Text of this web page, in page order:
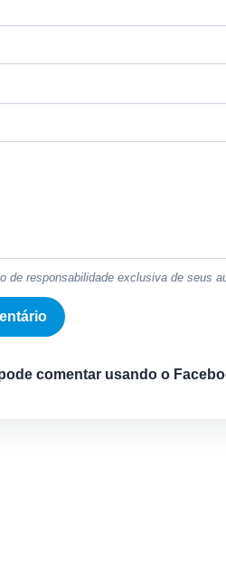
de responsabilidade exclusiva de seus
comentar usando o